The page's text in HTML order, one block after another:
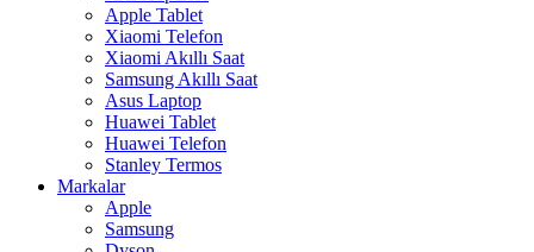
Apple Tablet
Xiaomi Telefon
Xiaomi Akıllı Saat
Samsung Akıllı Saat
Asus Laptop
Huawei Tablet
Huawei Telefon
Stanley Termos
Markalar
Apple
Samsung